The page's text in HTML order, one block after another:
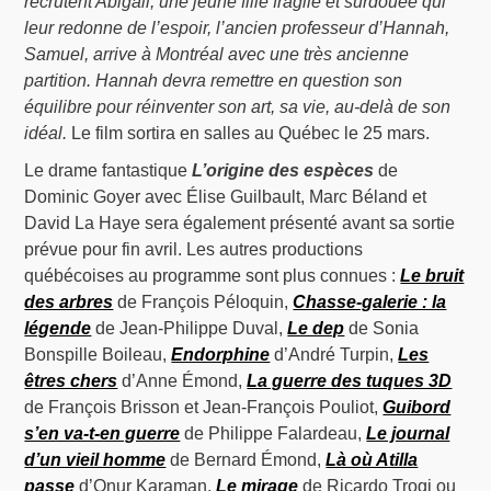
leur redonne de l’espoir, l’ancien professeur d’Hannah,
Samuel, arrive à Montréal avec une très ancienne
partition. Hannah devra remettre en question son
équilibre pour réinventer son art, sa vie, au-delà de son
idéal. Le film sortira en salles au Québec le 25 mars.
Le drame fantastiqueL’origine des espèces de
Dominic Goyer avec Élise Guilbault, Marc Béland et
David La Haye sera également présenté avant sa sortie
prévue pour fin avril. Les autres productions
québécoises au programme sont plus connues :Le bruit
des arbres de François Péloquin,Chasse-galerie : la
légende de Jean-Philippe Duval,Le dep de Sonia
Bonspille Boileau,Endorphine d’André Turpin,Les
êtres chers d’Anne Émond,La guerre des tuques 3D
de François Brisson et Jean-François Pouliot,Guibord
s’en va-t-en guerre de Philippe Falardeau,Le journal
d’un vieil homme de Bernard Émond,Là où Atilla
passe d’Onur Karaman,Le mirage de Ricardo Trogi ou